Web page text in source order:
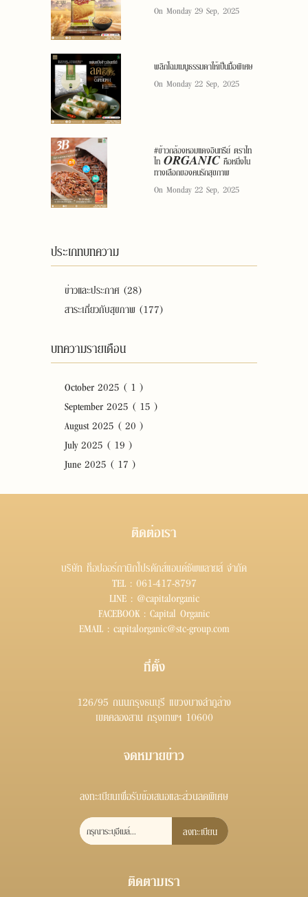
On Monday 29 Sep, 2025
พลิกโฉมเมนูธรรมดาให้เป็นมื้อพิเศษ
On Monday 22 Sep, 2025
#ข้าวกล้องหอมแดงอินทรีย์ ตราไท
ไท 𝑶𝑹𝑮𝑨𝑵𝑰𝑪 คือหนึ่งใน
ทางเลือกของคนรักสุขภาพ
On Monday 22 Sep, 2025
ประเภทบทความ
ข่าวและประกาศ (28)
สาระเกี่ยวกับสุขภาพ (177)
บทความรายเดือน
October 2025 ( 1 )
September 2025 ( 15 )
August 2025 ( 20 )
July 2025 ( 19 )
June 2025 ( 17 )
ติดต่อเรา
บริษัท ท็อปออร์กานิกโปรดักส์แอนด์ซัพพลายส์ จำกัด
TEL : 061-417-8797
LINE : @capitalorganic
FACEBOOK : Capital Organic
EMAIL : capitalorganic@stc-group.com
ที่ตั้ง
126/95 ถนนกรุงธนบุรี แขวงบางลำภูล่าง
เขตคลองสาน กรุงเทพฯ 10600
จดหมายข่าว
ลงทะเบียนเพื่อรับข้อเสนอและส่วนลดพิเศษ
ลงทะเบียน
ติดตามเรา